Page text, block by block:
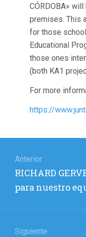
CÓRDOBA»
premises. This
for those
Educational
those ones
(both KA1
For more
https://
de
entradas
Anterior
Entrada
anterior:
RICHARD
para nuestro
Siguiente